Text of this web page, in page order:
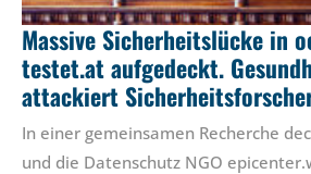
Massive Sicherheitslücke in
testet.at aufgedeckt.
attackiert
In einer gemeinsamen Recherche
und die Datenschutz NGO